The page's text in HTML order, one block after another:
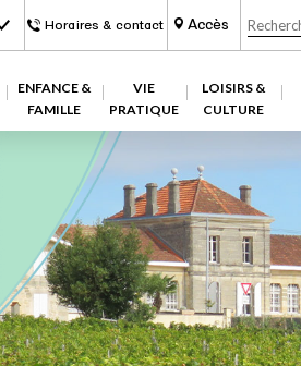
Horaires & contact Accès
ENFANCE &
FAMILLE
VIE
PRATIQUE
LOISIRS &
CULTURE